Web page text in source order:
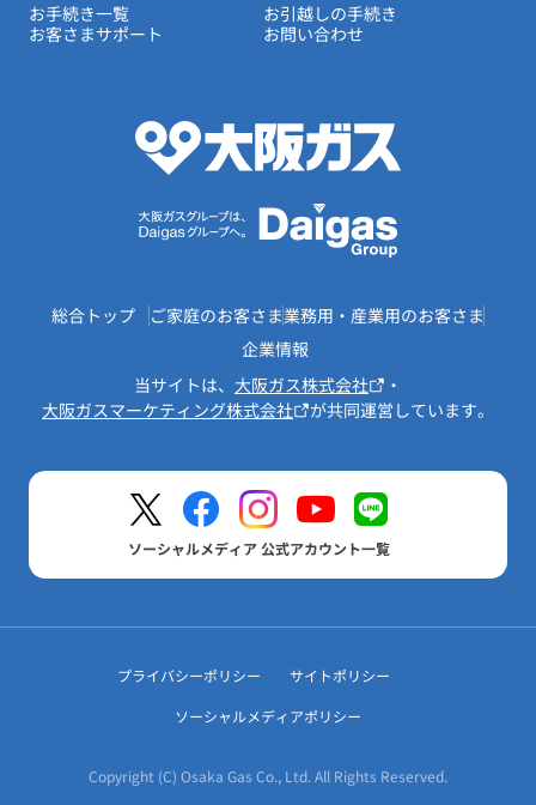
お手続き一覧
お引越しの手続き
お客さまサポート
お問い合わせ
総合トップ ご家庭のお客さま業務用・産業用のお客さま
企業情報
当サイトは、 大阪ガス株式会社
・
大阪ガスマーケティング株式会社
が共同運営しています。
ソーシャルメディア 公式アカウント一覧
プライバシーポリシー
サイトポリシー
ソーシャルメディアポリシー
Copyright (C) Osaka Gas Co., Ltd. All Rights Reserved.